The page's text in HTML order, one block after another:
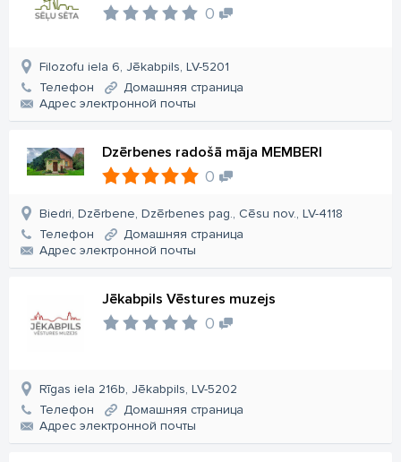
0
Filozofu iela 6, Jēkabpils, LV-5201
Телефон
Домашняя страница
Aдрес электронной почты
Dzērbenes radošā māja MEMBERI
0
Biedri, Dzērbene, Dzērbenes pag., Cēsu nov., LV-4118
Телефон
Домашняя страница
Aдрес электронной почты
Jēkabpils Vēstures muzejs
0
Rīgas iela 216b, Jēkabpils, LV-5202
Телефон
Домашняя страница
Aдрес электронной почты